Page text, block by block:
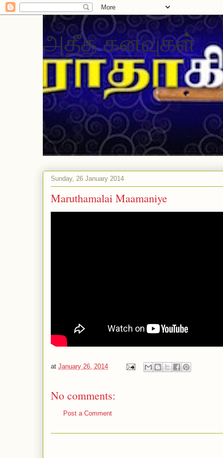
அதீத கனவுகள்
Sunday, 26 January 2014
Maruthamalai Maamaniye
at January 26, 2014
No comments:
Post a Comment